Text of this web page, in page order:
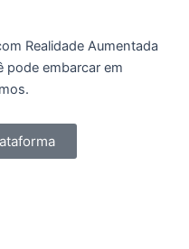
Realidade Aumentada
pode embarcar em